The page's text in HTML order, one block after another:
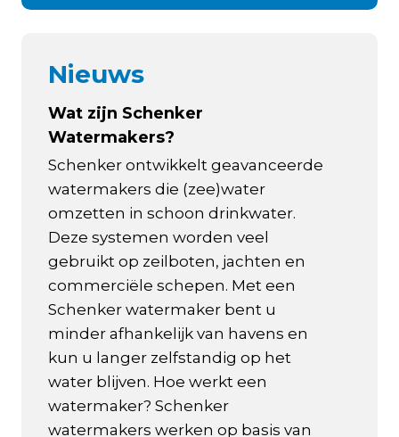
Nieuws
Wat zijn Schenker
Watermakers?
Schenker ontwikkelt geavanceerde
watermakers die (zee)water
omzetten in schoon drinkwater.
Deze systemen worden veel
gebruikt op zeilboten, jachten en
commerciële schepen. Met een
Schenker watermaker bent u
minder afhankelijk van havens en
kun u langer zelfstandig op het
water blijven. Hoe werkt een
watermaker? Schenker
watermakers werken op basis van